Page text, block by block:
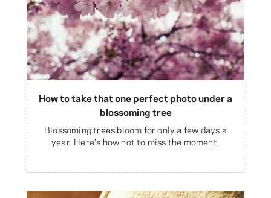
How to take that one perfect photo under a
blossoming tree
Blossoming trees bloom for only a few days a
year. Here's how not to miss the moment.